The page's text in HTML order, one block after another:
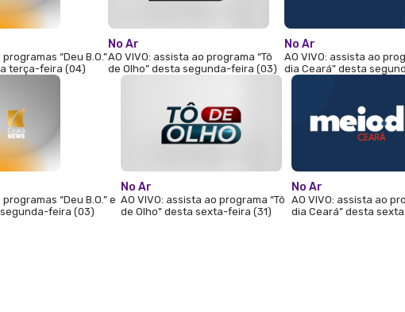
“Deu B.O.”
terça-feira (04)
No Ar
AO VIVO: assista ao programa “Tô
de Olho” desta segunda-feira (03)
No Ar
AO VIVO: assista ao
dia Ceará” desta
“Deu B.O.” e
segunda-feira (03)
No Ar
AO VIVO: assista ao programa “Tô
de Olho” desta sexta-feira (31)
No Ar
AO VIVO: assista ao
dia Ceará” desta